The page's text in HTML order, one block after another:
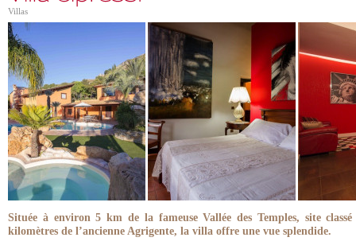
Villas
Située à environ 5 km de la fameuse Vallée des Temples, site
kilomètres de l’ancienne Agrigente, la villa offre une vue splendide.